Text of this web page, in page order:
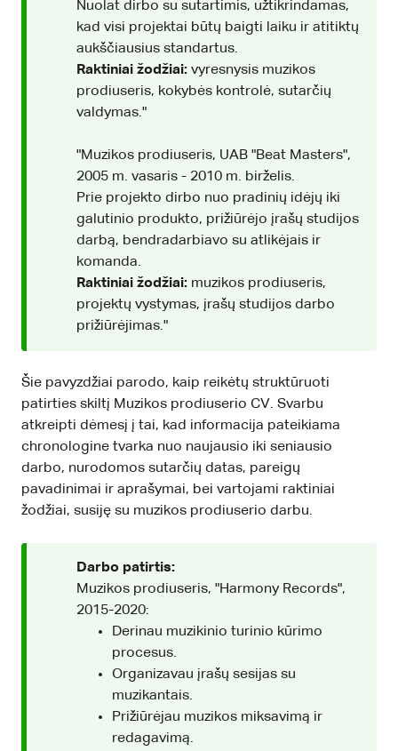
Nuolat dirbo su sutartimis, užtikrindamas,
kad visi projektai būtų baigti laiku ir atitiktų
aukščiausius standartus.
Raktiniai žodžiai: vyresnysis muzikos
prodiuseris, kokybės kontrolė, sutarčių
valdymas."
"Muzikos prodiuseris, UAB "Beat Masters",
2005 m. vasaris - 2010 m. birželis.
Prie projekto dirbo nuo pradinių idėjų iki
galutinio produkto, prižiūrėjo įrašų studijos
darbą, bendradarbiavo su atlikėjais ir
komanda.
Raktiniai žodžiai: muzikos prodiuseris,
projektų vystymas, įrašų studijos darbo
prižiūrėjimas."
Šie pavyzdžiai parodo, kaip reikėtų struktūruoti
patirties skiltį Muzikos prodiuserio CV. Svarbu
atkreipti dėmesį į tai, kad informacija pateikiama
chronologine tvarka nuo naujausio iki seniausio
darbo, nurodomos sutarčių datas, pareigų
pavadinimai ir aprašymai, bei vartojami raktiniai
žodžiai, susiję su muzikos prodiuserio darbu.
Darbo patirtis:
Muzikos prodiuseris, "Harmony Records",
2015-2020:
Derinau muzikinio turinio kūrimo
procesus.
Organizavau įrašų sesijas su
muzikantais.
Prižiūrėjau muzikos miksavimą ir
redagavimą.